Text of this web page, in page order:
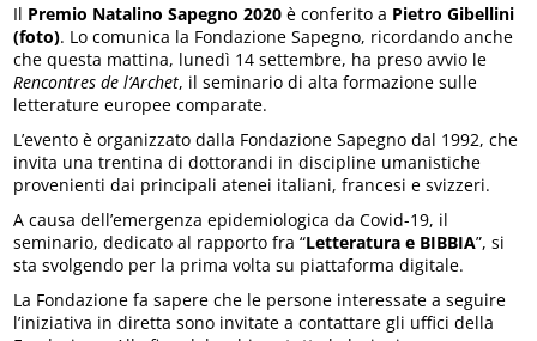
Il Premio Natalino Sapegno 2020 è conferito a Pietro Gibellini
(foto). Lo comunica la Fondazione Sapegno, ricordando anche
che questa mattina, lunedì 14 settembre, ha preso avvio le
Rencontres de l’Archet, il seminario di alta formazione sulle
letterature europee comparate.
L’evento è organizzato dalla Fondazione Sapegno dal 1992, che
invita una trentina di dottorandi in discipline umanistiche
provenienti dai principali atenei italiani, francesi e svizzeri.
A causa dell’emergenza epidemiologica da Covid-19, il
seminario, dedicato al rapporto fra “Letteratura e BIBBIA”, si
sta svolgendo per la prima volta su piattaforma digitale.
La Fondazione fa sapere che le persone interessate a seguire
l’iniziativa in diretta sono invitate a contattare gli uffici della